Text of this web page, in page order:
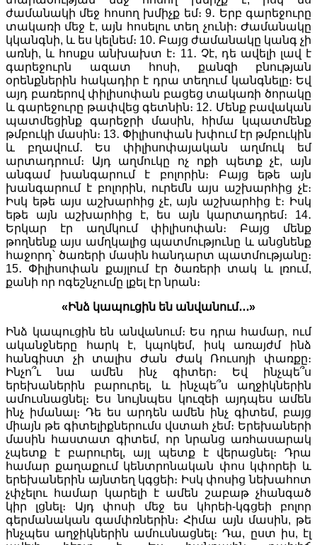
ժամանակի մեջ հոսող խմիչք եմ։ 9․ Երբ գարեջուրը
տակառի մեջ է, այն հոսելու տեղ չունի։ Ժամանակը
կկանգնի, և ես կելնեմ։ 10․ Բայց ժամանակը կանգ չի
առնի, և հոսքս անխախտ է։ 11․ Չէ, դե ավելի լավ է
գարեջուրն ազատ հոսի, քանզի բնության
օրենքներին հակադիր է դրա տեղում կանգնելը։ Եվ
այդ բառերով փիլիսոփան բացեց տակառի ծորակը
և գարեջուրը թափվեց գետնին։ 12․ Մենք բավական
պատմեցինք գարեջրի մասին, հիմա կպատմենք
թմբուկի մասին։ 13․ Փիլիսոփան խփում էր թմբուկին
և բղավում․ Ես փիլիսոփայական աղմուկ եմ
արտադրում։ Այդ աղմուկը ոչ ոքի պետք չէ, այն
անգամ խանգարում է բոլորին։ Բայց եթե այն
խանգարում է բոլորին, ուրեմն այս աշխարհից չէ։
Իսկ եթե այս աշխարհից չէ, այն աշխարհից է։ Իսկ
եթե այն աշխարհից է, ես այն կարտադրեմ։ 14․
Երկար էր աղմկում փիլիսոփան։ Բայց մենք
թողնենք այս ամղկալից պատմությունը և անցնենք
հաջորդ՝ ծառերի մասին հանդարտ պատմությանը։
15․ Փիլիսոփան քայլում էր ծառերի տակ և լռում,
քանի որ ոգեշնչումը լքել էր նրան։
«Ինձ կապուցին են անվանում․․․»
Ինձ կապուցին են անվանում։ Ես դրա համար, ում
ականջները հարկ է, կպոկեմ, իսկ առայժմ ինձ
հանգիստ չի տալիս Ժան Ժակ Ռուսոյի փառքը։
Ինչո՞ւ նա ամեն ինչ գիտեր։ Եվ ինչպե՞ս
երեխաներին բարուրել, և ինչպե՞ս աղջիկներին
ամուսնացնել։ Ես նույնպես կուզեի այդպես ամեն
ինչ իմանալ։ Դե ես արդեն ամեն ինչ գիտեմ, բայց
միայն թե գիտելիքներումս վստահ չեմ։ Երեխաների
մասին հաստատ գիտեմ, որ նրանց առհասարակ
չպետք է բարուրել, այլ պետք է վերացնել։ Դրա
համար քաղաքում կենտրոնական փոս կփորեի և
երեխաներին այնտեղ կգցեի։ Իսկ փոսից նեխահոտ
չփչելու համար կարելի է ամեն շաբաթ չհանգած
կիր լցնել։ Այդ փոսի մեջ ես կհրեի-կգցեի բոլոր
գերմանական գամփռներին։ Հիմա այն մասին, թե
ինչպես աղջիկներին ամուսնացնել։ Դա, ըստ իս, էլ